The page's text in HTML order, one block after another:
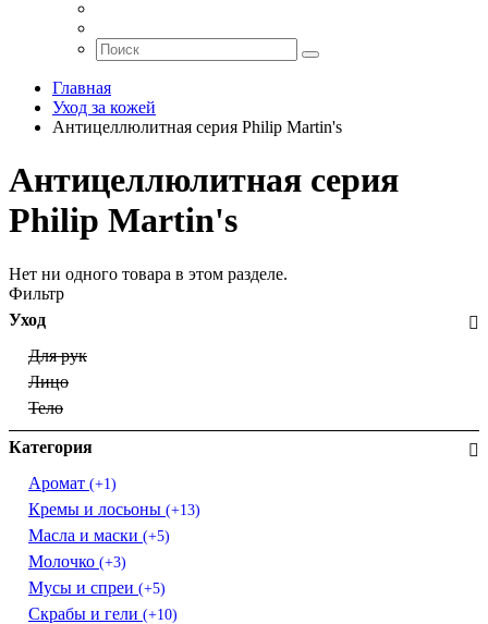
Главная
Уход за кожей
Антицеллюлитная серия Philip Martin's
Антицеллюлитная серия
Philip Martin's
Нет ни одного товара в этом разделе.
Фильтр
Уход
Для рук
Лицо
Тело
Категория
Аромат (+1)
Кремы и лосьоны (+13)
Масла и маски (+5)
Молочко (+3)
Мусы и спреи (+5)
Скрабы и гели (+10)